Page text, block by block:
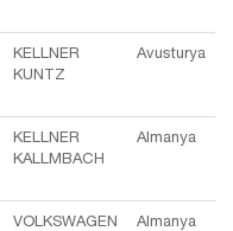
KELLNER
KUNTZ
Avusturya
KELLNER
KALLMBACH
Almanya
VOLKSWAGEN Almanya